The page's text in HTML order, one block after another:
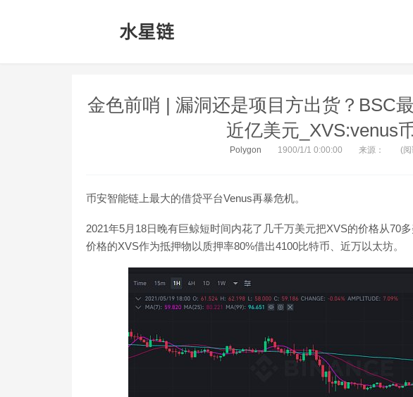
金色前哨 | 漏洞还是项目方出货？BSC
近亿美元_XVS:venus
Polygon 1900/1/1 0:00:00 来源： (阅
币安智能链上最大的借贷平台Venus再暴危机。
2021年5月18日晚有巨鲸短时间内花了几千万美元把XVS的价格从70
价格的XVS作为抵押物以质押率80%借出4100比特币、近万以太坊。